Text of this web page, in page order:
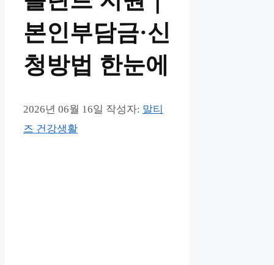
본인부담금·신
청방법 한눈에
2026년 06월 16일 작성자: 말티
즈 건강생활